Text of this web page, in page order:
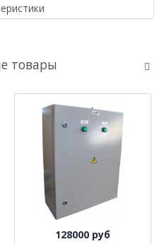
товары
128000 руб